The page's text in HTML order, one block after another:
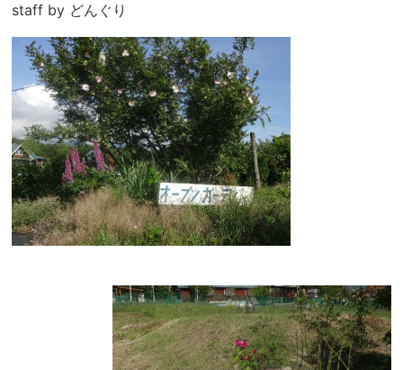
staff by どんぐり